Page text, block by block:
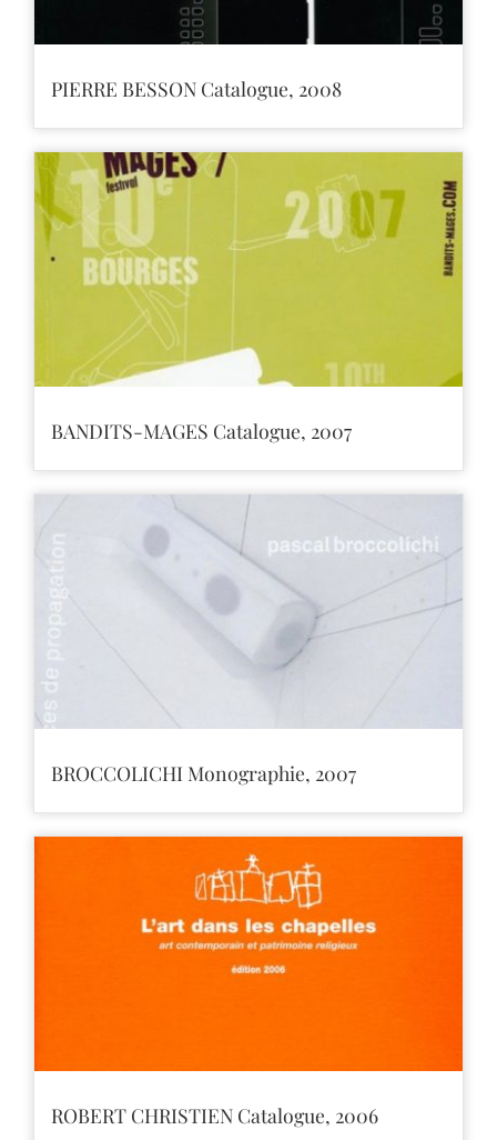
PIERRE BESSON Catalogue, 2008
BANDITS-MAGES Catalogue, 2007
BROCCOLICHI Monographie, 2007
ROBERT CHRISTIEN Catalogue, 2006